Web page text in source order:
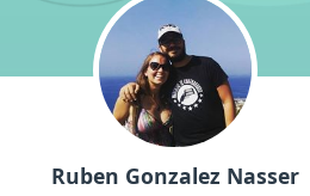
Ruben Gonzalez Nasser